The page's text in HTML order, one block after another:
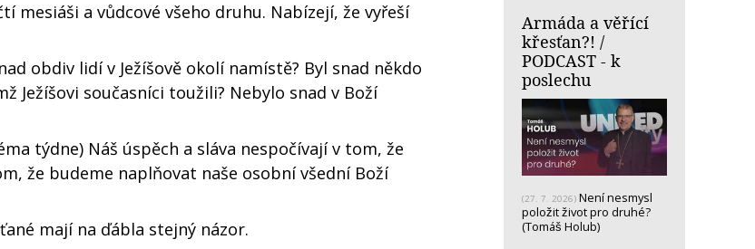
a vůdcové všeho druhu. Nabízejí, že vyřeší
obdiv lidí v Ježíšově okolí namístě? Byl snad někdo
Ježíšovi současníci toužili? Nebylo snad v Boží
týdne) Náš úspěch a sláva nespočívají v tom, že
že budeme naplňovat naše osobní všední Boží
mají na ďábla stejný názor.
Armáda a věřící
křesťan?! /
PODCAST - k
poslechu
(27. 7. 2026) Není nesmysl
položit život pro druhé?
(Tomáš Holub)